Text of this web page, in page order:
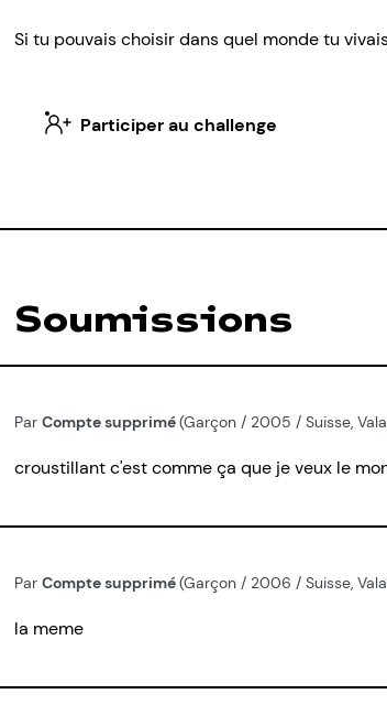
Si tu pouvais choisir dans quel monde tu
Participer au challenge
Soumissions
Par Compte supprimé(Garçon / 2005 / Suisse,
croustillant c'est comme ça que je veux le
Par Compte supprimé(Garçon / 2006 / Suisse,
la meme